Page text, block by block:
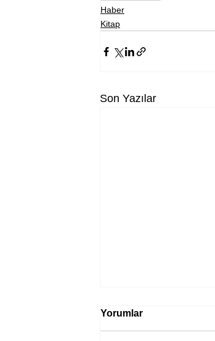
Haber
Kitap
Son Yazılar
Yorumlar